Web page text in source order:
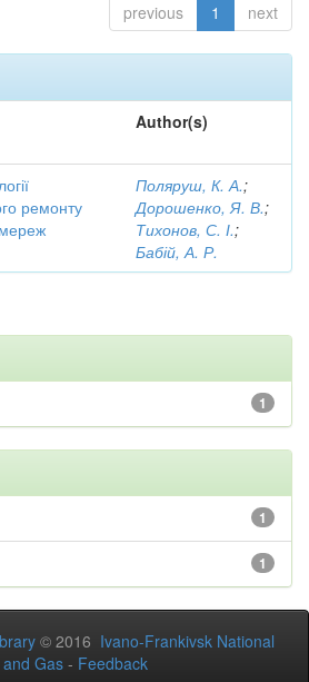
previous 1 next
Author(s)
ремонту
Поляруш, К. А.;
Дорошенко, Я. В.;
Тихонов, С. І.;
Бабій, А. Р.
1
1
1
© 2016 Ivano-Frankivsk National
Gas - Feedback